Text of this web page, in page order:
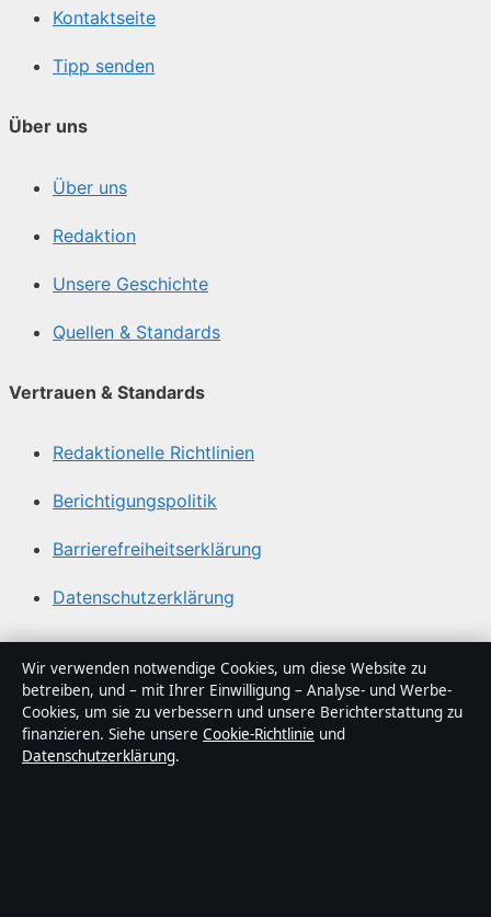
Kontaktseite
Tipp senden
Über uns
Über uns
Redaktion
Unsere Geschichte
Quellen & Standards
Vertrauen & Standards
Redaktionelle Richtlinien
Berichtigungspolitik
Barrierefreiheitserklärung
Datenschutzerklärung
Über Lagepunkt in Kürze
Lagepunkt ist ein unabhängiger digitaler
Nachrichtenanbieter mit Fokus auf Politik, Wirtschaft,
Technik und Gesellschaft in Deutschland. Jeder Artikel
Wir verwenden notwendige Cookies, um diese Website zu
betreiben, und – mit Ihrer Einwilligung – Analyse- und Werbe-
Cookies, um sie zu verbessern und unsere Berichterstattung zu
finanzieren. Siehe unsere Cookie-Richtlinie und
Datenschutzerklärung.